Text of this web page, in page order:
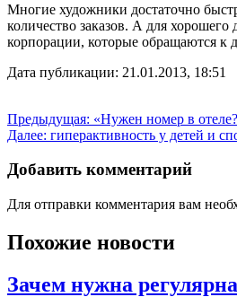
Многие художники достаточно
количество заказов. А для
корпорации, которые обращаются к
Дата публикации: 21.01.2013, 18:51
Навигация
по
записям
Предыдущая: «Нужен номер в
Далее: гиперактивность у детей и
Добавить комментарий
Для отправки комментария вам
Похожие новости
Зачем нужна